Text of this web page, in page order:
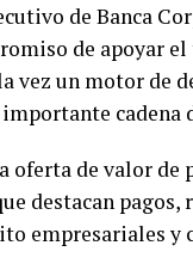
de Banca
de apoyar
vez un motor de
cadena
oferta de valor de
destacan pagos,
empresariales